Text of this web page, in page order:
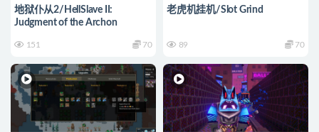
地狱仆从2/HellSlave II:
Judgment of the Archon
151 70
老虎机挂机/Slot Grind
89 70